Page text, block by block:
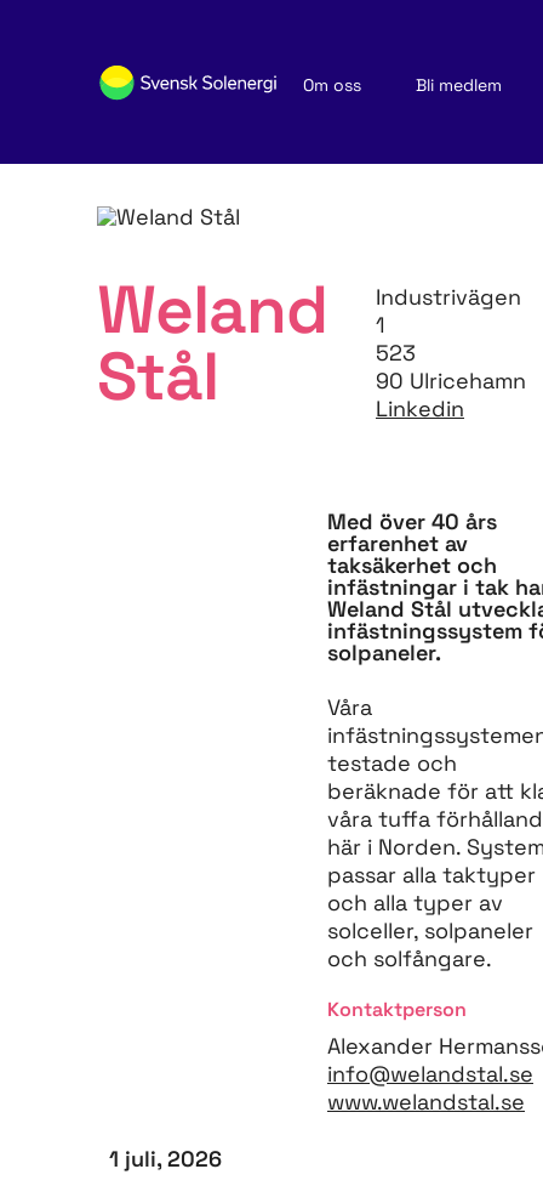
Om oss
Bli medlem
Nyheter och publikationer
Weland
Stål
Industrivägen
1
523
90 Ulricehamn
Linkedin
Med över 40 års
erfarenhet av
taksäkerhet och
infästningar i tak
Weland Stål
infästningssystem
solpaneler.
Våra
testade och
beräknade för att
våra tuffa
här i Norden.
passar alla taktyper
och alla typer av
solceller, solpaneler
och solfångare.
Kontaktperson
Alexander
info@welandstal.se
www.welandstal.se
1 juli, 2026